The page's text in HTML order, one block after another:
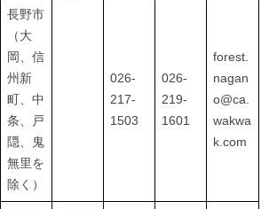
長野市
（大
岡、信
州新
町、中
条、戸
隠、鬼
無里を
除く）
026-
217-
1503
026-
219-
1601
forest.
nagan
o@ca.
wakwa
k.com